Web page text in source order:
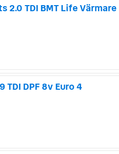
DPF 8v Euro 4